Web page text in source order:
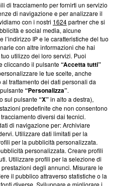
trasparenti su Blasting
e su come ci impegniamo a
la nostra aderenza a
Blasting News non è
ma ha richiesto di farne
effettuato una verifica di
di tracciamento per fornirti un servizio
di navigazione e per analizzare il
con i nostri 1624partner che si
e social media, alcune
IP e le caratteristiche del tuo
con altre informazioni che hai
utilizzo dei loro servizi. Puoi
cliccando il pulsante“Accetta tutti”
le tue scelte, anche
trattamento dei dati personali da
“Personalizza”.
sul pulsante“X”in alto a destra),
predefinite che non consentono
diversi dai tecnici.
di navigazione per: Archiviare
Utilizzare dati limitati per la
per la pubblicità personalizzata.
personalizzata. Creare profili
Utilizzare profili per la selezione di
degli annunci. Misurare le
il pubblico attraverso statistiche o la
diverse. Sviluppare e migliorare i